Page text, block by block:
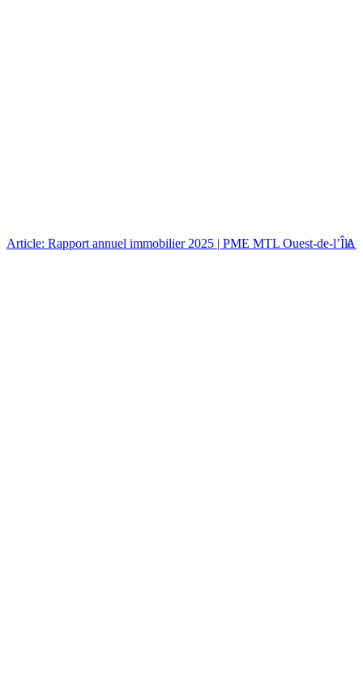
Article: Rapport annuel immobilier 2025 | PME MTL Ouest-de-l’Île